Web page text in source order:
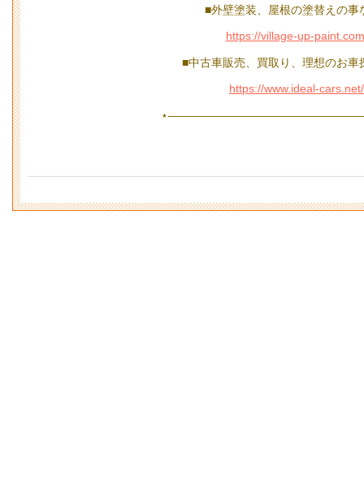
■外壁塗装、屋根の塗替えの事
https://village-up-
■中古車販売、買取り、理想のお車
https://www.ideal-cars.net/